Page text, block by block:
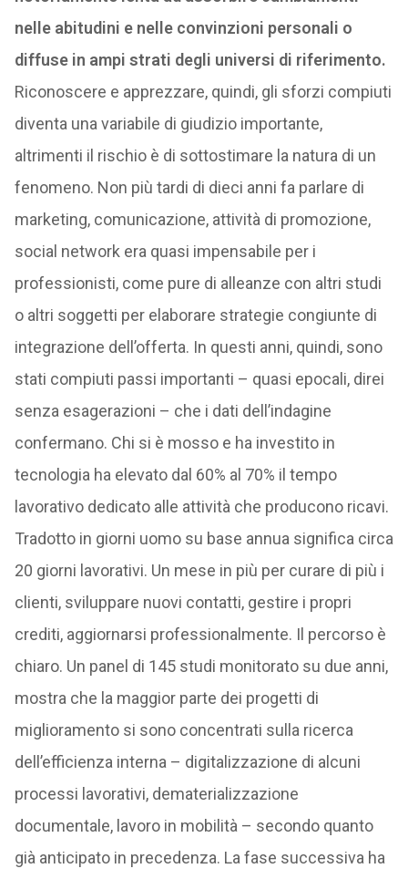
nelle abitudini e nelle convinzioni personali o
diffuse in ampi strati degli universi di riferimento.
Riconoscere e apprezzare, quindi, gli sforzi compiuti
diventa una variabile di giudizio importante,
altrimenti il rischio è di sottostimare la natura di un
fenomeno. Non più tardi di dieci anni fa parlare di
marketing, comunicazione, attività di promozione,
social network era quasi impensabile per i
professionisti, come pure di alleanze con altri studi
o altri soggetti per elaborare strategie congiunte di
integrazione dell’offerta. In questi anni, quindi, sono
stati compiuti passi importanti – quasi epocali, direi
senza esagerazioni – che i dati dell’indagine
confermano. Chi si è mosso e ha investito in
tecnologia ha elevato dal 60% al 70% il tempo
lavorativo dedicato alle attività che producono ricavi.
Tradotto in giorni uomo su base annua significa circa
20 giorni lavorativi. Un mese in più per curare di più i
clienti, sviluppare nuovi contatti, gestire i propri
crediti, aggiornarsi professionalmente. Il percorso è
chiaro. Un panel di 145 studi monitorato su due anni,
mostra che la maggior parte dei progetti di
miglioramento si sono concentrati sulla ricerca
dell’efficienza interna – digitalizzazione di alcuni
processi lavorativi, dematerializzazione
documentale, lavoro in mobilità – secondo quanto
già anticipato in precedenza. La fase successiva ha